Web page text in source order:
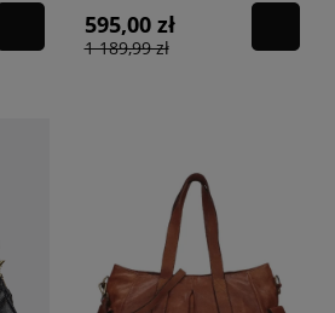
595,00 zł
1 189,99 zł